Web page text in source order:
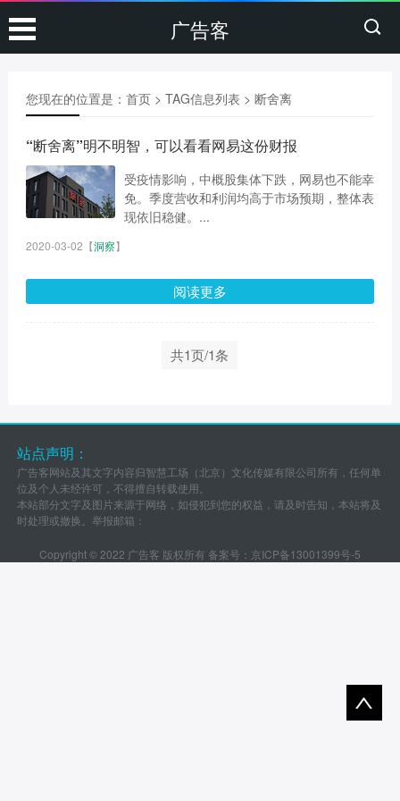
广告客
您现在的位置是： 首页> TAG信息列表 > 断舍离
“断舍离”明不明智，可以看看网易这份财报
受疫情影响，中概股集体下跌，网易也不能幸
免。季度营收和利润均高于市场预期，整体表
现依旧稳健。...
2020-03-02 【洞察】
阅读更多
共1页/1条
站点声明：
广告客网站及其文字内容归智慧工场（北京）文化传媒有限公司所有，任何单
位及个人未经许可，不得擅自转载使用。
本站部分文字及图片来源于网络，如侵犯到您的权益，请及时告知，本站将及
时处理或撤换。举报邮箱：
Copyright © 2022 广告客 版权所有 备案号： 京ICP备13001399号-5